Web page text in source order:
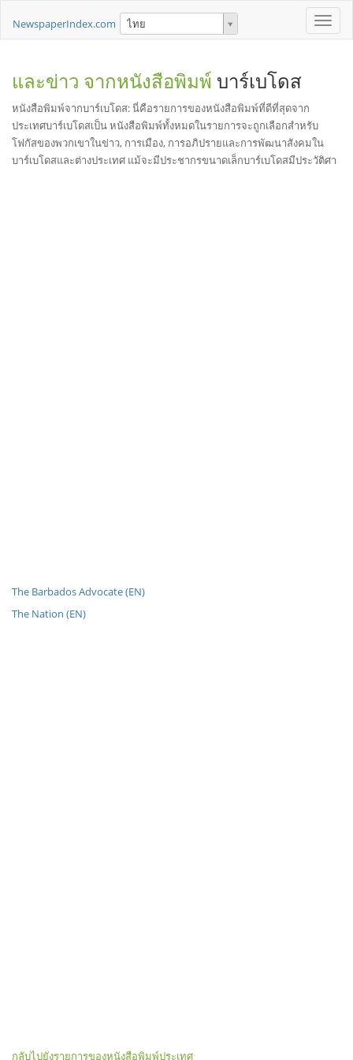
Toggle
NewspaperIndex.com ไทย
และข่าว จากหนังสือพิมพ์ บาร์เบโดส
หนังสือพิมพ์จากบาร์เบโดส: นี่คือรายการของหนังสือพิมพ์ที่ดีที่สุดจาก
ประเทศบาร์เบโดสเป็น หนังสือพิมพ์ทั้งหมดในรายการจะถูกเลือกสำหรับ
โฟกัสของพวกเขาในข่าว, การเมือง, การอภิปรายและการพัฒนาสังคมใน
บาร์เบโดสและต่างประเทศ แม้จะมีประชากรขนาดเล็กบาร์เบโดสมีประวัติศา
The Barbados Advocate (EN)
The Nation (EN)
กลับไปยังรายการของหนังสือพิมพ์ประเทศ